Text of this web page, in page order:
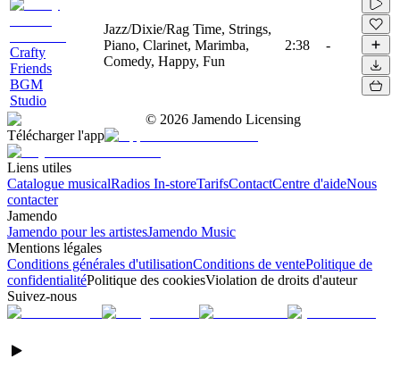
Crafty
Friends
BGM
Studio
Jazz/Dixie/Rag Time, Strings,
Piano, Clarinet, Marimba,
Comedy, Happy, Fun
2:38 -
© 2026 Jamendo Licensing
Télécharger l'app
Liens utiles
Catalogue musicalRadios In-storeTarifsContactCentre d'aideNous
contacter
Jamendo
Jamendo pour les artistesJamendo Music
Mentions légales
Conditions générales d'utilisationConditions de ventePolitique de
confidentialitéPolitique des cookiesViolation de droits d'auteur
Suivez-nous